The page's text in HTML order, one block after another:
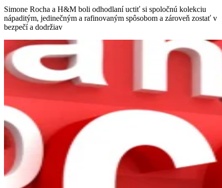
Simone Rocha a H&M boli odhodlaní uctiť si spoločnú kolekciu
nápaditým, jedinečným a rafinovaným spôsobom a zároveň zostať v
bezpečí a dodržiav